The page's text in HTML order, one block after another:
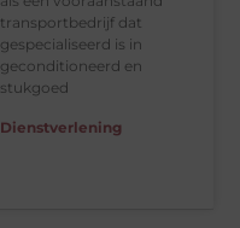
transportbedrijf dat
gespecialiseerd is in
geconditioneerd en
stukgoed
Dienstverlening